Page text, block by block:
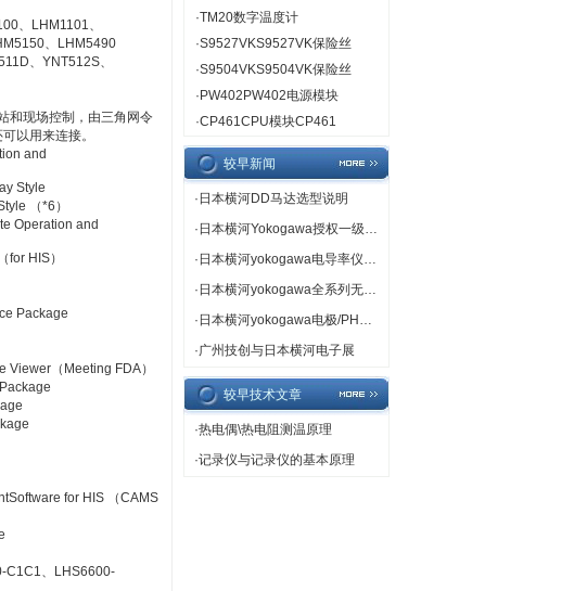
、LHM1101、
、LHM5490
、YNT512S、
和现场控制，由三角网令
以用来连接。
and
Style
（*6）
Operation and
HIS）
Package
（Meeting FDA）
for HIS （CAMS
C1C1、LHS6600-
·TM20数字温度计
·S9527VKS9527VK保险丝
·S9504VKS9504VK保险丝
· PW402PW402电源模块
·CP461CPU模块CP461
较早新闻
· 日本横河DD马达选型说明
· 日本横河Yokogawa授权一级代理
· 日本横河yokogawa电导率仪专卖
· 日本横河yokogawa全系列无纸记录仪
· 日本横河yokogawa电极/PH计/ORP计热卖
·广州技创与日本横河电子展
较早技术文章
·热电偶\热电阻测温原理
·记录仪与记录仪的基本原理